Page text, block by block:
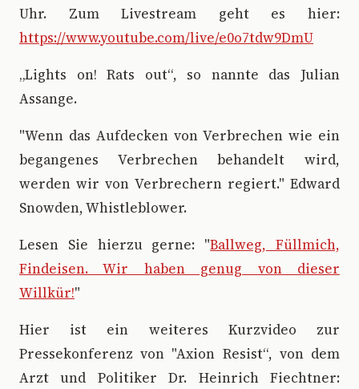
Uhr. Zum Livestream geht es hier:
https://www.youtube.com/live/e0o7tdw9DmU
„Lights on! Rats out“, so nannte das Julian
Assange.
"Wenn das Aufdecken von Verbrechen wie ein
begangenes Verbrechen behandelt wird,
werden wir von Verbrechern regiert." Edward
Snowden, Whistleblower.
Lesen Sie hierzu gerne: "Ballweg, Füllmich,
Findeisen. Wir haben genug von dieser
Willkür!"
Hier ist ein weiteres Kurzvideo zur
Pressekonferenz von "Axion Resist“, von dem
Arzt und Politiker Dr. Heinrich Fiechtner: